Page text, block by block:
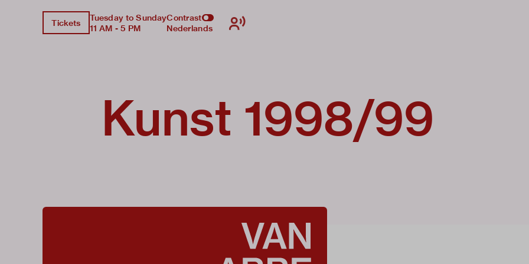
Tickets
Tuesday to Sunday
11 AM - 5 PM
Contrast
Nederlands
Kunst 1998/99